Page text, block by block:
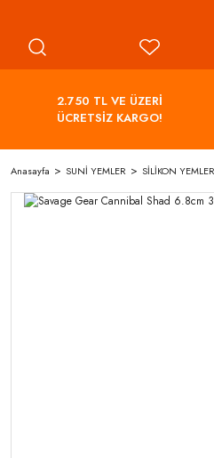
2.750 TL VE ÜZERİ
ÜCRETSİZ KARGO!
Anasayfa SUNİ YEMLER SİLİKON YEMLER